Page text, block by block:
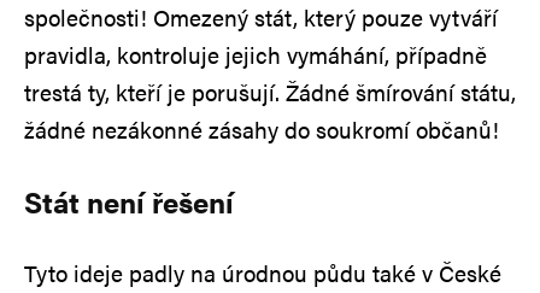
společnosti! Omezený stát, který pouze vytváří
pravidla, kontroluje jejich vymáhání, případně
trestá ty, kteří je porušují. Žádné šmírování státu,
žádné nezákonné zásahy do soukromí občanů!
Stát není řešení
Tyto ideje padly na úrodnou půdu také v České